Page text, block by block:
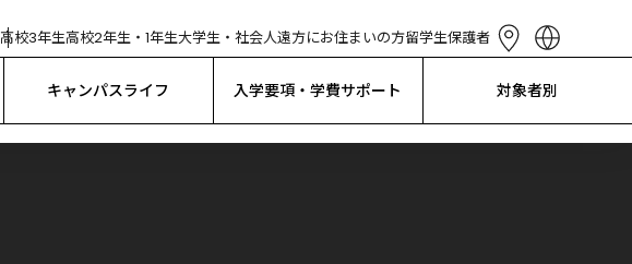
高校3年生高校2年生・1年生大学生・社会人遠方にお住まいの方留学生保護者
简体中文
キャンパスライフ 入学要項・学費サポート 対象者別